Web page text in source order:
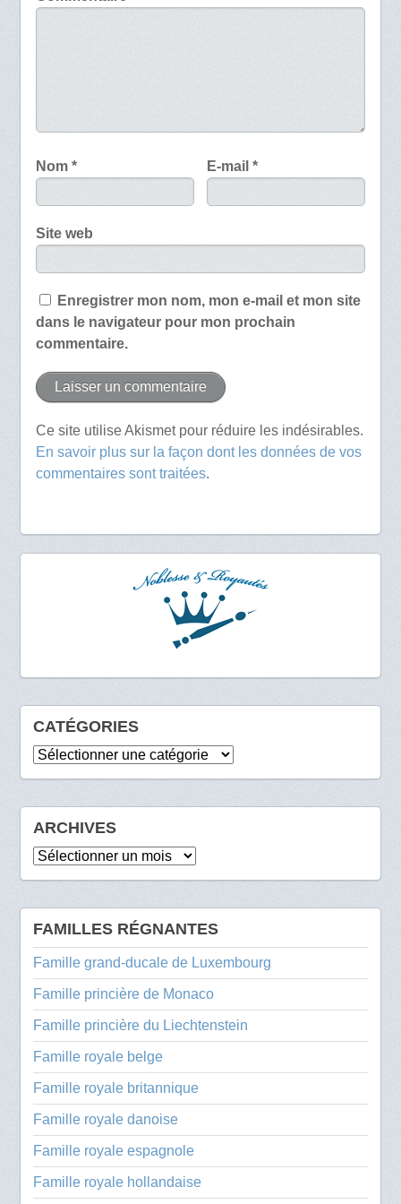
Nom * E-mail*
Site web
Enregistrer mon nom, mon e-mail et mon site
dans le navigateur pour mon prochain
commentaire.
Ce site utilise Akismet pour réduire les indésirables.
En savoir plus sur la façon dont les données de vos
commentaires sont traitées.
CATÉGORIES
Catégories
ARCHIVES
Archives
FAMILLES RÉGNANTES
Famille grand-ducale de Luxembourg
Famille princière de Monaco
Famille princière du Liechtenstein
Famille royale belge
Famille royale britannique
Famille royale danoise
Famille royale espagnole
Famille royale hollandaise